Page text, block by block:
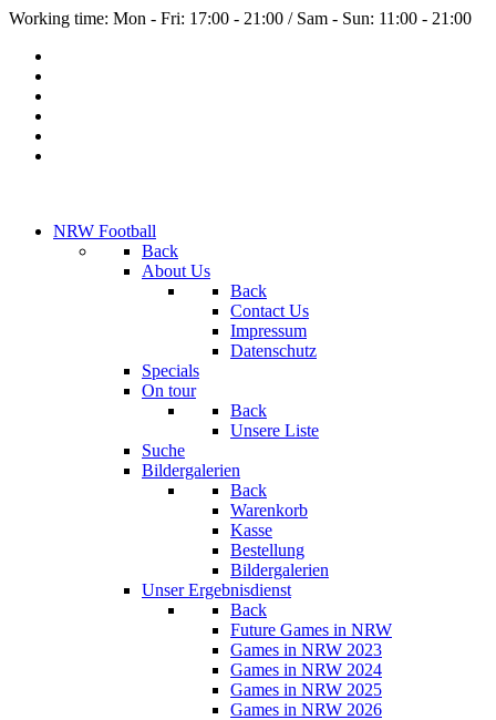
Working time: Mon - Fri: 17:00 - 21:00 / Sam - Sun: 11:00 - 21:00
NRW Football
Back
About Us
Back
Contact Us
Impressum
Datenschutz
Specials
On tour
Back
Unsere Liste
Suche
Bildergalerien
Back
Warenkorb
Kasse
Bestellung
Bildergalerien
Unser Ergebnisdienst
Back
Future Games in NRW
Games in NRW 2023
Games in NRW 2024
Games in NRW 2025
Games in NRW 2026